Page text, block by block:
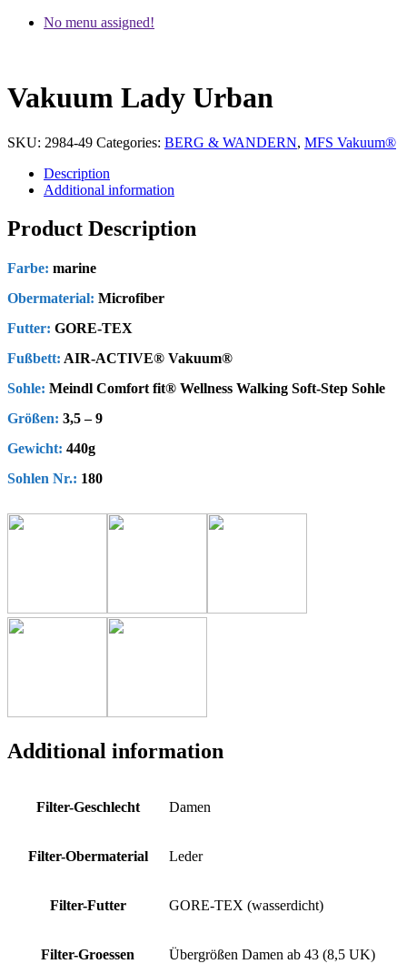
No menu assigned!
Vakuum Lady Urban
SKU: 2984-49 Categories: BERG & WANDERN, MFS Vakuum®
Description
Additional information
Product Description
Farbe: marine
Obermaterial: Microfiber
Futter: GORE-TEX
Fußbett: AIR-ACTIVE® Vakuum®
Sohle: Meindl Comfort fit® Wellness Walking Soft-Step Sohle
Größen: 3,5 – 9
Gewicht: 440g
Sohlen Nr.: 180
Additional information
Filter-Geschlecht Damen
Filter-Obermaterial Leder
Filter-Futter GORE-TEX (wasserdicht)
Filter-Groessen Übergrößen Damen ab 43 (8,5 UK)